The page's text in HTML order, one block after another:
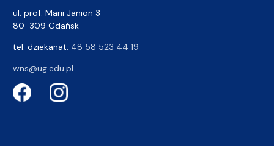
ul. prof. Marii Janion 3
80-309 Gdańsk
tel. dziekanat: 48 58 523 44 19
wns@ug.edu.pl